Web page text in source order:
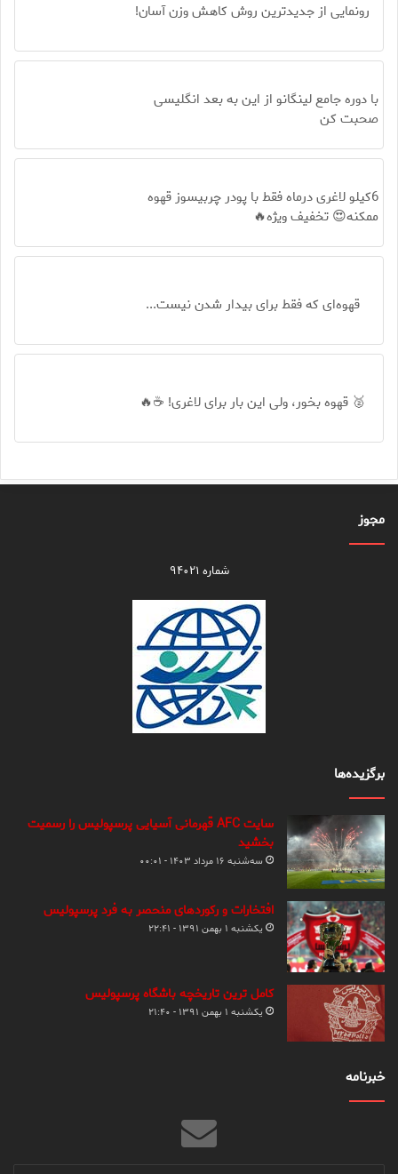
رونمایی از جدیدترین روش کاهش وزن آسان!
با دوره جامع لینگانو از این به بعد انگلیسی
صحبت کن
6کیلو لاغری درماه فقط با پودر چربیسوز قهوه
ممکنه😍 تخفیف ویژه🔥
قهوه‌ای که فقط برای بیدار شدن نیست...
🥈 قهوه بخور، ولی این بار برای لاغری! ☕🔥
مجوز
شماره ۹۴۰۲۱
برگزیده‌ها
سایت AFC قهرمانی آسیایی پرسپولیس را رسمیت
بخشید
سه‌شنبه ۱۶ مرداد ۱۴۰۳ - ۰۰:۰۱
افتخارات و رکوردهای منحصر به فرد پرسپولیس
یکشنبه ۱ بهمن ۱۳۹۱ - ۲۲:۴۱
کامل ترین تاریخچه باشگاه پرسپولیس
یکشنبه ۱ بهمن ۱۳۹۱ - ۲۱:۴۰
خبرنامه